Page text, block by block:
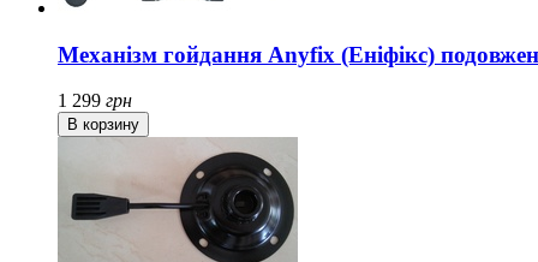
Механізм гойдання Anyfix (Еніфікс)
1 299 грн